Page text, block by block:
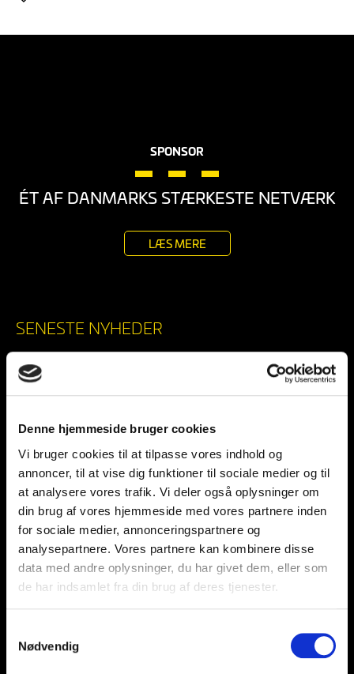
Denne hjemmeside bruger cookies
Vi bruger cookies til at tilpasse vores indhold og
annoncer, til at vise dig funktioner til sociale medier og til
at analysere vores trafik. Vi deler også oplysninger om
din brug af vores hjemmeside med vores partnere inden
for sociale medier, annonceringspartnere og
analysepartnere. Vores partnere kan kombinere disse
data med andre oplysninger, du har givet dem, eller som
de har indsamlet fra din brug af deres tjenester.
Nødvendig
SPONSOR
ÉT AF DANMARKS STÆRKESTE NETVÆRK
LÆS MERE
SENESTE NYHEDER
BSH HENTER DET NORSKE
STORTALENT CILJAN SAGOSEN